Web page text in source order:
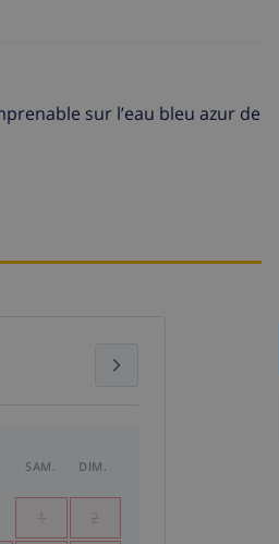
sur l’eau bleu azur de
SAM. DIM.
1 2